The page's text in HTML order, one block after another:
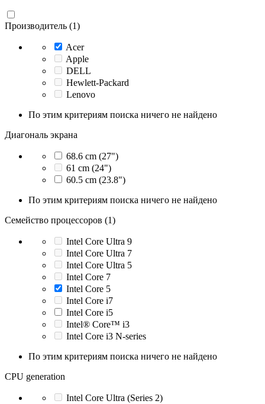
Производитель (1)
Acer
Apple
DELL
Hewlett-Packard
Lenovo
По этим критериям поиска ничего не найдено
Диагональ экрана
68.6 cm (27")
61 cm (24")
60.5 cm (23.8")
По этим критериям поиска ничего не найдено
Семейство процессоров (1)
Intel Core Ultra 9
Intel Core Ultra 7
Intel Core Ultra 5
Intel Core 7
Intel Core 5
Intel Core i7
Intel Core i5
Intel® Core™ i3
Intel Core i3 N-series
По этим критериям поиска ничего не найдено
CPU generation
Intel Core Ultra (Series 2)